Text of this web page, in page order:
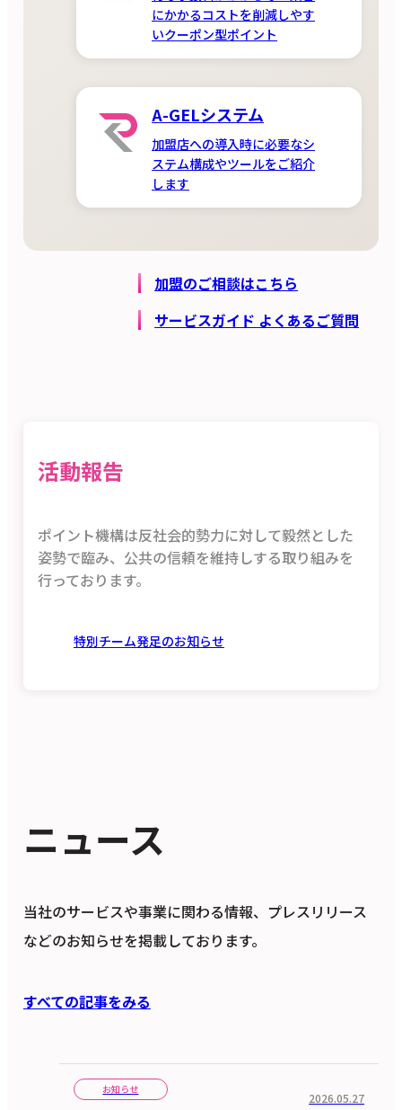
にかかるコストを削減しやす
いクーポン型ポイント
A-GELシステム
加盟店への導入時に必要なシ
ステム構成やツールをご紹介
します
加盟のご相談はこちら
サービスガイド よくあるご質問
活動報告
ポイント機構は反社会的勢力に対して毅然とした
姿勢で臨み、公共の信頼を維持しする取り組みを
行っております。
特別チーム発足のお知らせ
ニュース
当社のサービスや事業に関わる情報、プレスリリース
などのお知らせを掲載しております。
すべての記事をみる
お知らせ
2026.05.27